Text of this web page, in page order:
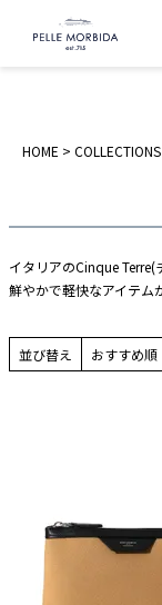
HOME COLLECTIONS
イタリアのCinque
鮮やかで軽快なアイテム
並び替え おすすめ順